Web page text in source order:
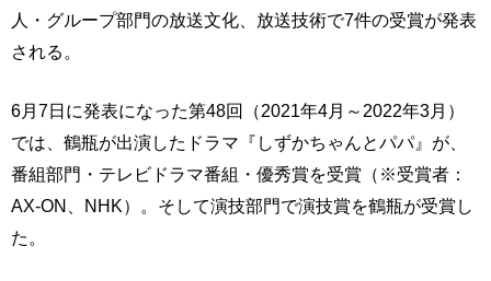
人・グループ部門の放送文化、放送技術で7件の受賞が発表
される。
6月7日に発表になった第48回（2021年4月～2022年3月）
では、鶴瓶が出演したドラマ『しずかちゃんとパパ』が、
番組部門・テレビドラマ番組・優秀賞を受賞（※受賞者：
AX-ON、NHK）。そして演技部門で演技賞を鶴瓶が受賞し
た。